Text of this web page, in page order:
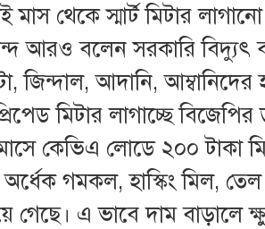
থেকে স্মার্ট মিটার লাগানো
আরও বলেন সরকারি বিদ্যুৎ
জিন্দাল, আদানি,
মিটার লাগাচ্ছে
কেভিএ লোডে ২০০ টাকা
অর্ধেক গমকল, হাস্কিং মিল,
গেছে। এ ভাবে দাম বাড়ালে